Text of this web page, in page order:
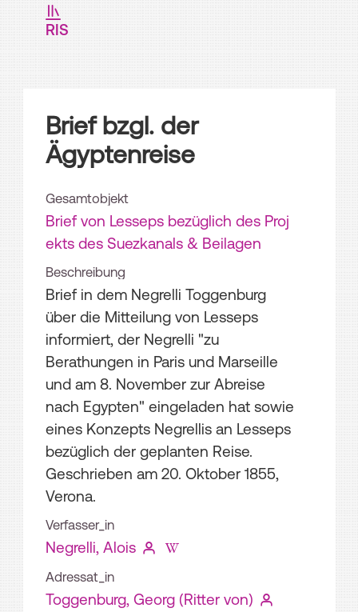
RIS
Brief bzgl. der
Ägyptenreise
Gesamtobjekt
Brief von Lesseps bezüglich des Proj
ekts des Suezkanals & Beilagen
Beschreibung
Brief in dem Negrelli Toggenburg
über die Mitteilung von Lesseps
informiert, der Negrelli "zu
Berathungen in Paris und Marseille
und am 8. November zur Abreise
nach Egypten" eingeladen hat sowie
eines Konzepts Negrellis an Lesseps
bezüglich der geplanten Reise.
Geschrieben am 20. Oktober 1855,
Verona.
Verfasser_in
Negrelli, Alois
Adressat_in
Toggenburg, Georg (Ritter von)